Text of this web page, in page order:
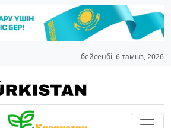
бейсенбі, 6 тамыз, 2026